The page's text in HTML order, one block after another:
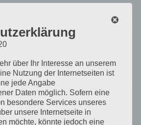
3009, 7016, 9002, 9006 als
auf Anfrage
über Ihr Interesse an unserem
Nutzung der Internetseiten ist
jede Angabe
Daten möglich. Sofern eine
besondere Services unseres
unsere Internetseite in
möchte, könnte jedoch eine